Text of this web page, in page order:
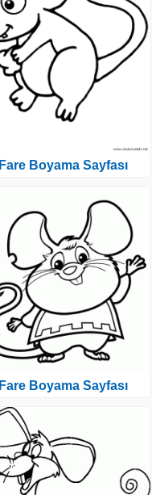
Fare Boyama Sayfası
Fare Boyama Sayfası